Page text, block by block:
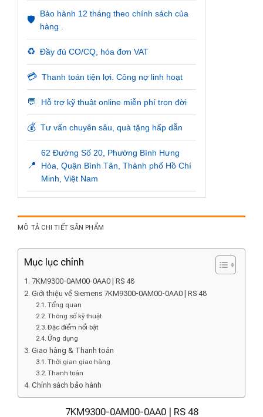
🛡️
Bảo hành 12 tháng theo chính sách của
hàng .
♻️ Đầy đủ CO/CQ, hóa đơn VAT
💳 Thanh toán tiện lợi. Công nợ linh hoạt
💬 Hỗ trợ kỹ thuật online miễn phí trọn đời
💰 Tư vấn chuyên sâu, quà tặng hấp dẫn
📍
62 Đường Số 20, Phường Bình Hưng
Hòa, Quận Bình Tân, Thành phố Hồ Chí
Minh, Việt Nam
MÔ TẢ CHI TIẾT SẢN PHẨM
Mục lục chính
7KM9300-0AM00-0AA0 | RS 48
Giới thiệu về Siemens 7KM9300-0AM00-0AA0 | RS 48
Tổng quan
Thông số kỹ thuật
Đặc điểm nổi bật
Ứng dụng
Giao hàng & Thanh toán
Thời gian giao hàng
Thanh toán
Chính sách bảo hành
7KM9300-0AM00-0AA0 | RS 48